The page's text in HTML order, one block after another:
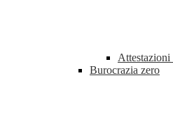
Burocrazia zero